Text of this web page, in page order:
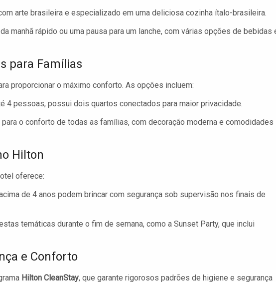
arte brasileira e especializado em uma deliciosa cozinha ítalo-brasileira.
manhã rápido ou uma pausa para um lanche, com várias opções de bebidas
para Famílias
proporcionar o máximo conforto. As opções incluem:
4 pessoas, possui dois quartos conectados para maior privacidade.
o conforto de todas as famílias, com decoração moderna e comodidades
Hilton
oferece:
de 4 anos podem brincar com segurança sob supervisão nos finais de
temáticas durante o fim de semana, como a Sunset Party, que inclui
e Conforto
Hilton CleanStay, que garante rigorosos padrões de higiene e segurança